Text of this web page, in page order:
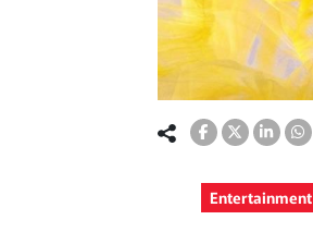
Entertainment